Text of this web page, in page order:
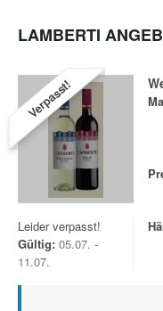
LAMBERTI
Verpasst!
Leider verpasst!
Gültig: 05.07. -
11.07.